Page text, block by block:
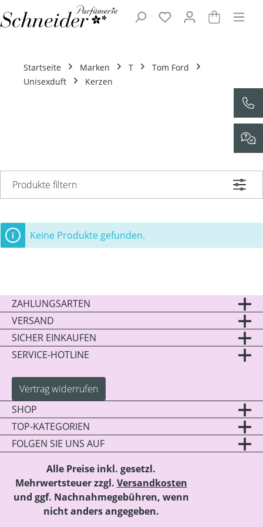
Zum Hauptinhalt springen
Startseite Marken T
Tom Ford
Unisexduft
Kerzen
Produkte filtern
Keine Produkte gefunden.
ZAHLUNGSARTEN
VERSAND
SICHER EINKAUFEN
SERVICE-HOTLINE
Vertrag widerrufen
SHOP
TOP-KATEGORIEN
FOLGEN SIE UNS AUF
Alle Preise inkl. gesetzl.
Mehrwertsteuer zzgl. Versandkosten
und ggf. Nachnahmegebühren, wenn
nicht anders angegeben.